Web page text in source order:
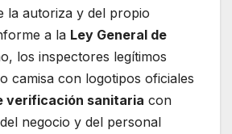
la autoriza y del propio
a la Ley General de
los inspectores legítimos
camisa con logotipos oficiales
verificación sanitaria con
negocio y del personal